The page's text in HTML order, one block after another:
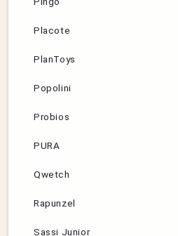
Placote
PlanToys
Popolini
Probios
PURA
Qwetch
Rapunzel
Sassi Junior